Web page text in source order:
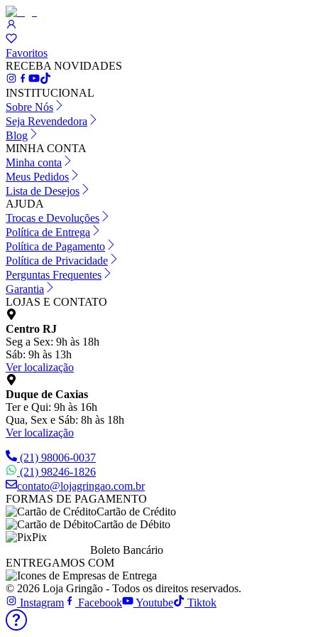
Favoritos
RECEBA NOVIDADES
INSTITUCIONAL
Sobre Nós
Seja Revendedora
Blog
MINHA CONTA
Minha conta
Meus Pedidos
Lista de Desejos
AJUDA
Trocas e Devoluções
Política de Entrega
Política de Pagamento
Política de Privacidade
Perguntas Frequentes
Garantia
LOJAS E CONTATO
Centro RJ
Seg a Sex: 9h às 18h
Sáb: 9h às 13h
Ver localização
Duque de Caxias
Ter e Qui: 9h às 16h
Qua, Sex e Sáb: 8h às 18h
Ver localização
(21) 98006-0037
(21) 98246-1826
contato@lojagringao.com.br
FORMAS DE PAGAMENTO
Cartão de Crédito
Cartão de Débito
Pix
Boleto Bancário
ENTREGAMOS COM
© 2026 Loja Gringão - Todos os direitos reservados.
Instagram
Facebook Youtube Tiktok